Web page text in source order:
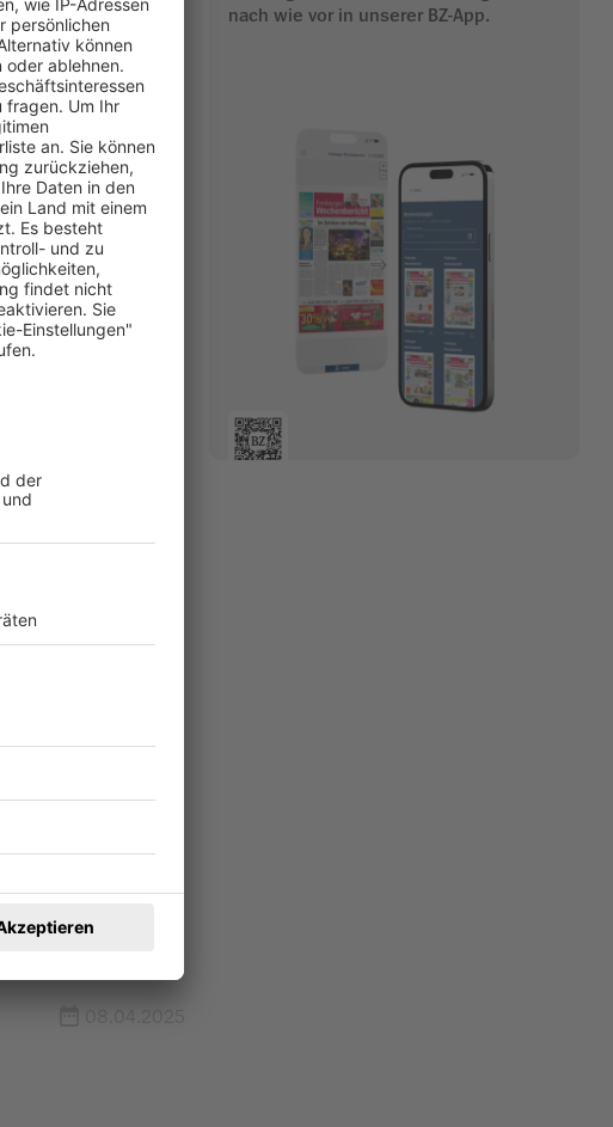
sich in Freiburgs
Gemüsesorten.
Aber auch
in die Stadt,
dem Bürotag
Oder
Freiburg-Blick
Sie die
sind. In
eines
liegt, ist ein
Die dortigen
der Messe
freuen kann
nach wie vor in unserer BZ-App.